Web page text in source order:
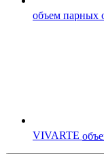
объем парных
VIVARTE